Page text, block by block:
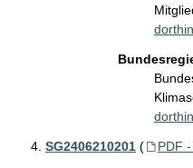
SG2406210201 ( PDF